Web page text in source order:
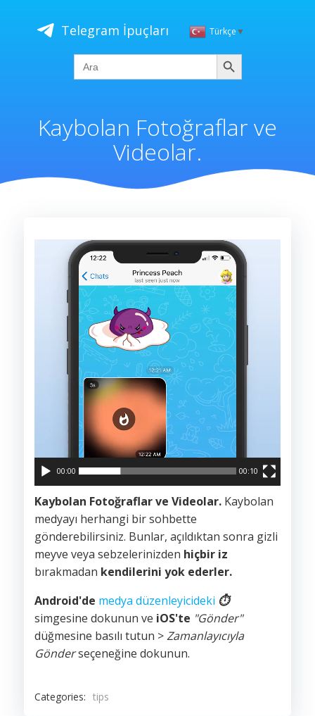
geç
Telegram İpuçları Türkçe▼
Search
for:
Ara
Kaybolan Fotoğraflar ve
Videolar.
oynatıcı
00:00 00:10
Kaybolan Fotoğraflar ve Videolar. Kaybolan
medyayı herhangi bir sohbette
gönderebilirsiniz. Bunlar, açıldıktan sonra gizli
meyve veya sebzelerinizden hiçbir iz
bırakmadan kendilerini yok ederler.
Android'de medya düzenleyicideki ⏱
simgesine dokunun ve iOS'te "Gönder"
düğmesine basılı tutun >Zamanlayıcıyla
Gönderseçeneğine dokunun.
Categories: tips